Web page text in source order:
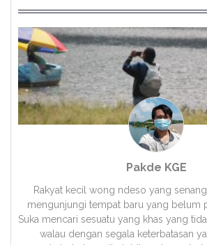
Pakde KGE
Rakyat kecil wong ndeso yang
mengunjungi tempat baru yang belum
Suka mencari sesuatu yang khas yang
walau dengan segala keterbatasan